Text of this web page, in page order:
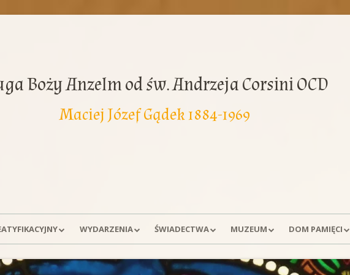
Boży Anzelm od św. Andrzeja Corsini OCD
Maciej Józef Gądek 1884-1969
WYDARZENIA ŚWIADECTWA MUZEUM DOM PAMIĘCI